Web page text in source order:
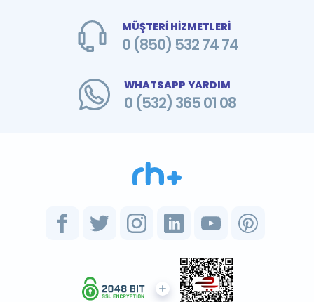
MÜŞTERİ HİZMETLERİ
0 (850) 532 74 74
WHATSAPP YARDIM
0 (532) 365 01 08